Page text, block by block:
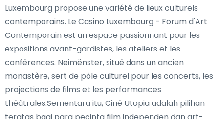
Luxembourg propose une variété de lieux culturels
contemporains. Le Casino Luxembourg - Forum d'Art
Contemporain est un espace passionnant pour les
expositions avant-gardistes, les ateliers et les
conférences. Neimënster, situé dans un ancien
monastère, sert de pôle culturel pour les concerts, les
projections de films et les performances
théâtrales.Sementara itu, Ciné Utopia adalah pilihan